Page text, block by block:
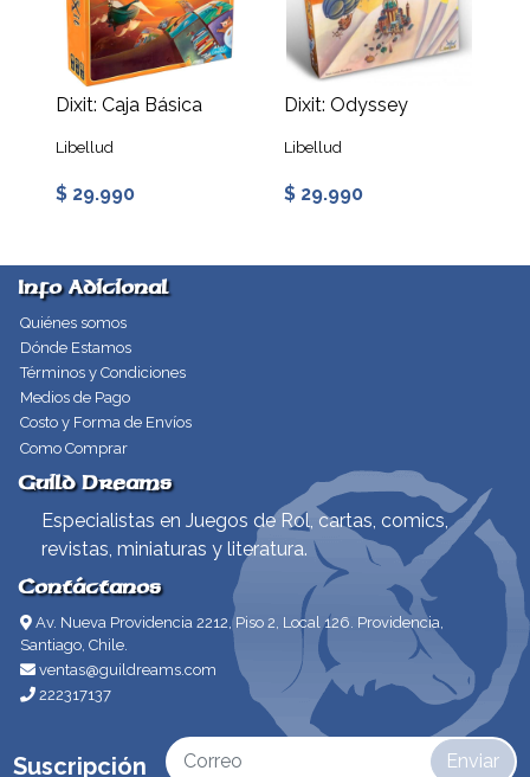
Dixit: Caja Básica
Libellud
$ 29.990
Dixit: Odyssey
Libellud
$ 29.990
Info Adicional
Quiénes somos
Dónde Estamos
Términos y Condiciones
Medios de Pago
Costo y Forma de Envíos
Como Comprar
Guild Dreams
Especialistas en Juegos de Rol, cartas, comics,
revistas, miniaturas y literatura.
Contáctanos
Av. Nueva Providencia 2212, Piso 2, Local 126. Providencia,
Santiago, Chile.
ventas@guildreams.com
222317137
Suscripción Enviar